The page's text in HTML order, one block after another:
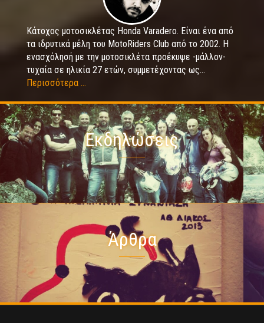
Κάτοχος μοτοσικλέτας Honda Varadero. Είναι ένα από
τα ιδρυτικά μέλη του MotoRiders Club από το 2002. Η
ενασχόλησή με την μοτοσικλέτα προέκυψε -μάλλον-
τυχαία σε ηλικία 27 ετών, συμμετέχοντας ως...
Περισσότερα ...
Εκδηλώσεις
Άρθρα